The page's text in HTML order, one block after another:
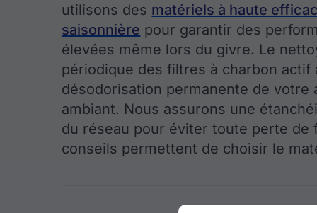
utilisons des matériels à haute
saisonnière pour garantir des
élevées même lors du givre. Le
périodique des filtres à charbon actif
désodorisation permanente de votre
ambiant. Nous assurons une
du réseau pour éviter toute perte de
conseils permettent de choisir le